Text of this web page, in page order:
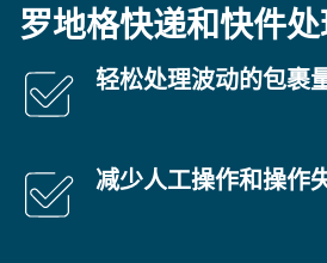
罗地格快递和快件
轻松处理波动的包裹
减少人工操作和操作